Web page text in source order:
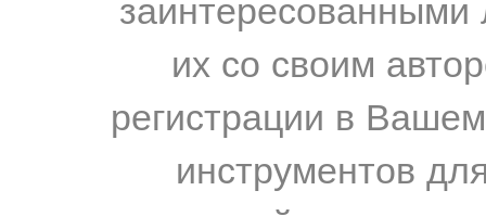
их со своим
регистрации в
инструментов